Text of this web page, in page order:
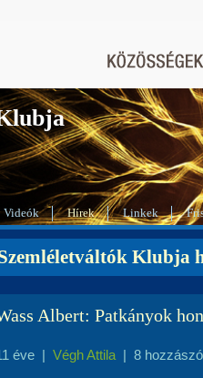
Videók Hírek Linkek
Klubja
Albert: Patkányok
éve | Végh Attila | 8